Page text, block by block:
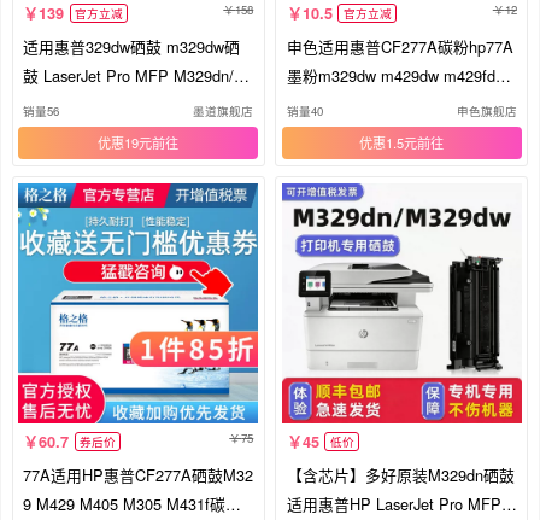
139 官方立减 158
适用惠普329dw硒鼓 m329dw硒
鼓 LaserJet Pro MFP M329dn/dw
打印机墨盒CF277A碳粉盒含芯77
a/x墨粉原装品质
销量56 墨道旗舰店
优惠19元
10.5 官方立减 12
申色适用惠普CF277A碳粉hp77A
墨粉m329dw m429dw m429fdw
m429fdn打印机m405dn硒鼓墨盒
通用易添加粉m305d/dw
销量40 申色旗舰店
优惠1.5元
60.7 券后价 75
77A适用HP惠普CF277A硒鼓M32
9 M429 M405 M305 M431f碳粉
45 低价
【含芯片】多好原装M329dn硒鼓
适用惠普HP LaserJet Pro MFP